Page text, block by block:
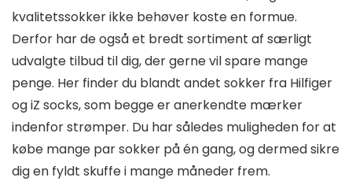
kvalitetssokker ikke behøver koste en formue.
Derfor har de også et bredt sortiment af særligt
udvalgte tilbud til dig, der gerne vil spare mange
penge. Her finder du blandt andet sokker fra Hilfiger
og iZ socks, som begge er anerkendte mærker
indenfor strømper. Du har således muligheden for at
købe mange par sokker på én gang, og dermed sikre
dig en fyldt skuffe i mange måneder frem.